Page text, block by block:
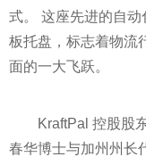
式。 这座先进的自
板托盘，标志着物流
面的一大飞跃。
KraftPal 控股股
春华博士与加州州长